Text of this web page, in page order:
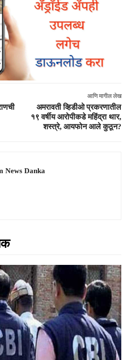
आणि मागील लेख
अमरावती व्हिडीओ प्रकरणातील
१९ वर्षीय आरोपीकडे महिंद्रा थार,
शस्त्रे, आयफोन आले कुठून?
News Danka